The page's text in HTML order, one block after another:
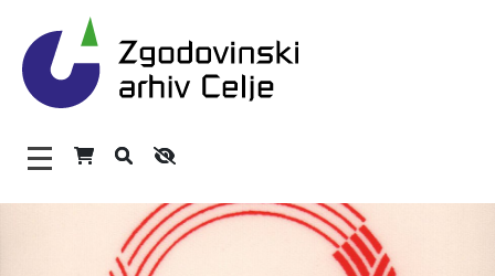
Zgodovinski arhiv Celje –
Glavni meni